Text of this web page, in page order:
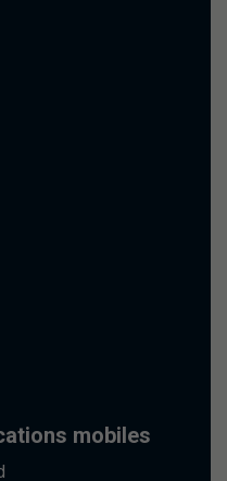
mobiles